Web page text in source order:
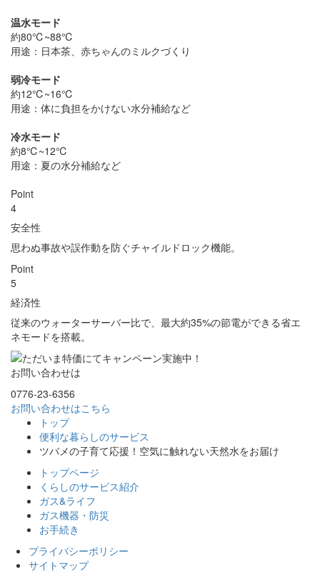
温水モード
約80℃~88℃
用途：日本茶、赤ちゃんのミルクづくり
弱冷モード
約12℃~16℃
用途：体に負担をかけない水分補給など
冷水モード
約8℃~12℃
用途：夏の水分補給など
Point
4
安全性
思わぬ事故や誤作動を防ぐチャイルドロック機能。
Point
5
経済性
従来のウォーターサーバー比で、最大約35%の節電ができる省エ
ネモードを搭載。
お問い合わせは
0776-23-6356
お問い合わせはこちら
トップ
便利な暮らしのサービス
ツバメの子育て応援！空気に触れない天然水をお届け
トップページ
くらしのサービス紹介
ガス&ライフ
ガス機器・防災
お手続き
プライバシーポリシー
サイトマップ